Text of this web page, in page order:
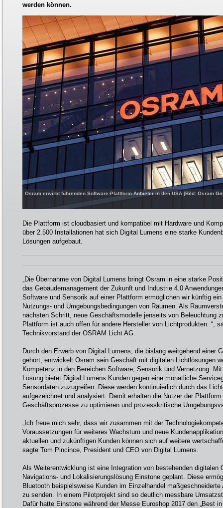
werden können.
Osram erwirbt führenden Software-Plattform-Anbieter in den USA [Bild: Osram
Die Plattform ist cloudbasiert und kompatibel mit Hardware und
über 2.500 Installationen hat sich Digital Lumens eine starke
Lösungen aufgebaut.
„Die Übernahme von Digital Lumens bringt Osram in eine starke
das Gebäudemanagement der Zukunft und Industrie 4.0
Software und Sensorik auf einer Plattform ermöglichen wir künftig
Nutzungs- und Umgebungsbedingungen von Räumen. Als
nächsten Schritt, neue Geschäftsmodelle jenseits von Beleuchtung
Plattform ist auch offen für andere Hersteller von Lichtprodukten. “,
Technikvorstand der OSRAM Licht AG.
Durch den Erwerb von Digital Lumens, die bislang weitgehend einer
gehört, entwickelt Osram sein Geschäft mit digitalen Lichtlösungen
Kompetenz in den Bereichen Software, Sensorik und Vernetzung.
Lösung bietet Digital Lumens Kunden gegen eine monatliche
Sensordaten zuzugreifen. Diese werden kontinuierlich durch das
aufgezeichnet und analysiert. Damit erhalten die Nutzer der
Geschäftsprozesse zu optimieren und prozesskritische
„Ich freue mich sehr, dass wir zusammen mit der
Voraussetzungen für weiteres Wachstum und neue
aktuellen und zukünftigen Kunden können sich auf weitere
sagte Tom Pincince, President und CEO von Digital Lumens.
Als Weiterentwicklung ist eine Integration von bestehenden digitalen
Navigations- und Lokalisierungslösung Einstone geplant. Diese
Bluetooth beispielsweise Kunden im Einzelhandel
zu senden. In einem Pilotprojekt sind so deutlich messbare
Dafür hatte Einstone während der Messe Euroshop 2017 den „Best